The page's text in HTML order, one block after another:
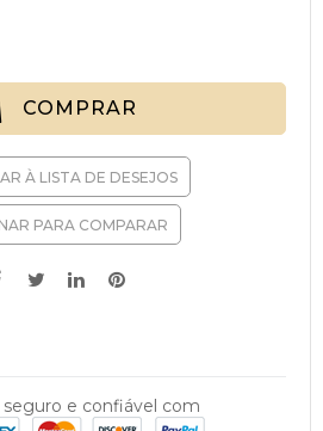
COMPRAR
À LISTA DE DESEJOS
PARA COMPARAR
e confiável com